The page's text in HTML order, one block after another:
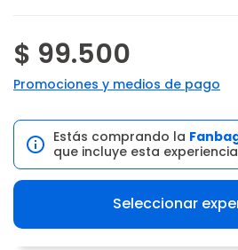
$ 99.500
Promociones y medios de pago
Estás comprando la
que incluye esta
Seleccionar